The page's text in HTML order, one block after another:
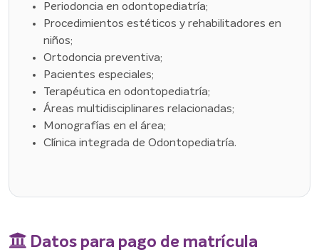
Periodoncia en odontopediatría;
Procedimientos estéticos y rehabilitadores en
niños;
Ortodoncia preventiva;
Pacientes especiales;
Terapéutica en odontopediatría;
Áreas multidisciplinares relacionadas;
Monografías en el área;
Clínica integrada de Odontopediatría.
Datos para pago de matrícula